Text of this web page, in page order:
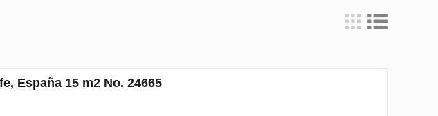
España 15 m2 No. 24665